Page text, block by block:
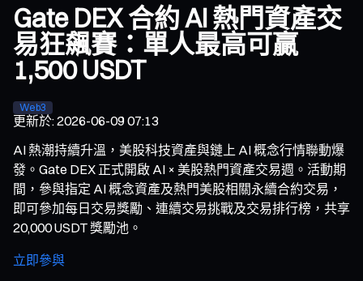
Gate DEX 合約 AI 熱門資產交
易狂飆賽：單人最高可贏
1,500 USDT
Web3
更新於:2026-06-09 07:13
AI 熱潮持續升溫，美股科技資產與鏈上 AI 概念行情聯動爆
發。Gate DEX 正式開啟 AI × 美股熱門資產交易週。活動期
間，參與指定 AI 概念資產及熱門美股相關永續合約交易，
即可參加每日交易獎勵、連續交易挑戰及交易排行榜，共享
20,000 USDT 獎勵池。
立即參與